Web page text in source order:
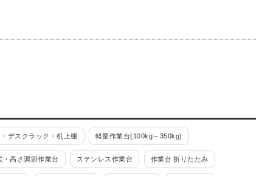
デスクラック・机上棚 軽量作業台(100kg～350kg)
・高さ調節作業台 ステンレス作業台 作業台 折りたたみ